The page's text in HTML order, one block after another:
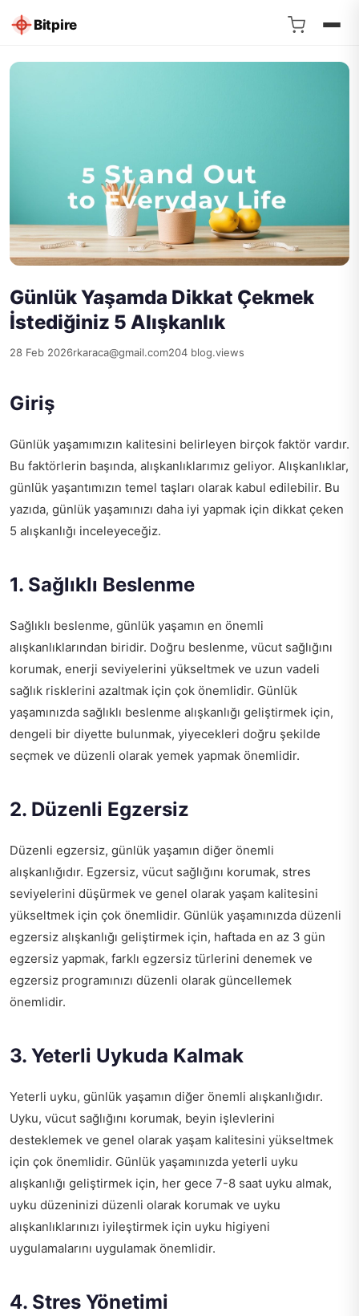
Bitpire
Günlük Yaşamda Dikkat Çekmek
İstediğiniz 5 Alışkanlık
28 Feb 2026rkaraca@gmail.com204 blog.views
Giriş
Günlük yaşamımızın kalitesini belirleyen birçok faktör vardır.
Bu faktörlerin başında, alışkanlıklarımız geliyor. Alışkanlıklar,
günlük yaşantımızın temel taşları olarak kabul edilebilir. Bu
yazıda, günlük yaşamınızı daha iyi yapmak için dikkat çeken
5 alışkanlığı inceleyeceğiz.
1. Sağlıklı Beslenme
Sağlıklı beslenme, günlük yaşamın en önemli
alışkanlıklarından biridir. Doğru beslenme, vücut sağlığını
korumak, enerji seviyelerini yükseltmek ve uzun vadeli
sağlık risklerini azaltmak için çok önemlidir. Günlük
yaşamınızda sağlıklı beslenme alışkanlığı geliştirmek için,
dengeli bir diyette bulunmak, yiyecekleri doğru şekilde
seçmek ve düzenli olarak yemek yapmak önemlidir.
2. Düzenli Egzersiz
Düzenli egzersiz, günlük yaşamın diğer önemli
alışkanlığıdır. Egzersiz, vücut sağlığını korumak, stres
seviyelerini düşürmek ve genel olarak yaşam kalitesini
yükseltmek için çok önemlidir. Günlük yaşamınızda düzenli
egzersiz alışkanlığı geliştirmek için, haftada en az 3 gün
egzersiz yapmak, farklı egzersiz türlerini denemek ve
egzersiz programınızı düzenli olarak güncellemek
önemlidir.
3. Yeterli Uykuda Kalmak
Yeterli uyku, günlük yaşamın diğer önemli alışkanlığıdır.
Uyku, vücut sağlığını korumak, beyin işlevlerini
desteklemek ve genel olarak yaşam kalitesini yükseltmek
için çok önemlidir. Günlük yaşamınızda yeterli uyku
alışkanlığı geliştirmek için, her gece 7-8 saat uyku almak,
uyku düzeninizi düzenli olarak korumak ve uyku
alışkanlıklarınızı iyileştirmek için uyku higiyeni
uygulamalarını uygulamak önemlidir.
4. Stres Yönetimi